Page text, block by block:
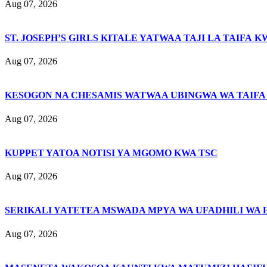
Aug 07, 2026
ST. JOSEPH’S GIRLS KITALE YATWAA TAJI LA TAIFA
Aug 07, 2026
KESOGON NA CHESAMIS WATWAA UBINGWA WA TAIFA
Aug 07, 2026
KUPPET YATOA NOTISI YA MGOMO KWA TSC
Aug 07, 2026
SERIKALI YATETEA MSWADA MPYA WA UFADHILI WA
Aug 07, 2026